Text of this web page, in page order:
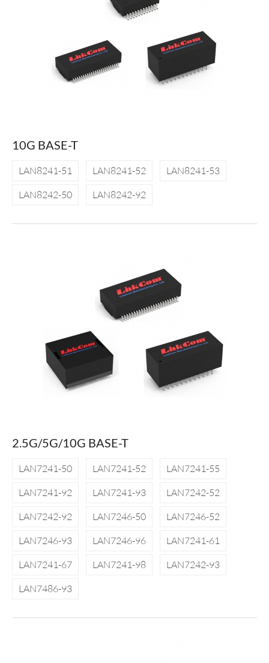
10G BASE-T
LAN8241-51 LAN8241-52
LAN8241-53
LAN8242-50
LAN8242-92
2.5G/5G/10G BASE-T
LAN7241-50 LAN7241-52
LAN7241-55
LAN7241-92
LAN7241-93
LAN7242-52
LAN7242-92
LAN7246-50
LAN7246-52
LAN7246-93
LAN7246-96
LAN7241-61
LAN7241-67
LAN7241-98
LAN7242-93
LAN7486-93